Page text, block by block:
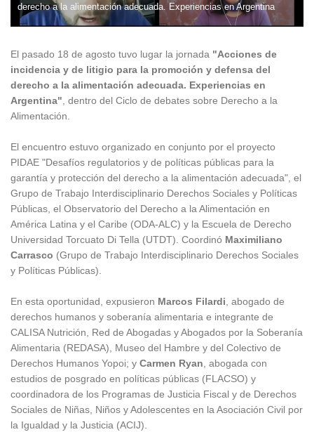
derecho a la alimentación adecuada. Experiencias en Argentina
El pasado 18 de agosto tuvo lugar la jornada "Acciones de
incidencia y de litigio para la promoción y defensa del
derecho a la alimentación adecuada. Experiencias en
Argentina" , dentro del Ciclo de debates sobre Derecho a la
Alimentación.
El encuentro estuvo organizado en conjunto por el proyecto
PIDAE "Desafíos regulatorios y de políticas públicas para la
garantía y protección del derecho a la alimentación adecuada", el
Grupo de Trabajo Interdisciplinario Derechos Sociales y Políticas
Públicas, el Observatorio del Derecho a la Alimentación en
América Latina y el Caribe (ODA-ALC) y la Escuela de Derecho
Universidad Torcuato Di Tella (UTDT). Coordinó Maximiliano
Carrasco (Grupo de Trabajo Interdisciplinario Derechos Sociales
y Políticas Públicas).
En esta oportunidad, expusieron Marcos Filardi , abogado de
derechos humanos y soberanía alimentaria e integrante de
CALISA Nutrición, Red de Abogadas y Abogados por la Soberanía
Alimentaria (REDASA), Museo del Hambre y del Colectivo de
Derechos Humanos Yopoi; y Carmen Ryan , abogada con
estudios de posgrado en políticas públicas (FLACSO) y
coordinadora de los Programas de Justicia Fiscal y de Derechos
Sociales de Niñas, Niños y Adolescentes en la Asociación Civil por
la Igualdad y la Justicia (ACIJ).